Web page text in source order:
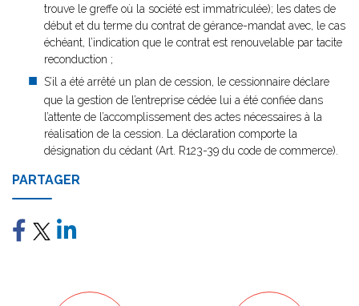
trouve le greffe où la société est immatriculée); les dates de
début et du terme du contrat de gérance-mandat avec, le cas
échéant, l’indication que le contrat est renouvelable par tacite
reconduction ;
S’il a été arrêté un plan de cession, le cessionnaire déclare
que la gestion de l’entreprise cédée lui a été confiée dans
l’attente de l’accomplissement des actes nécessaires à la
réalisation de la cession. La déclaration comporte la
désignation du cédant (Art. R123-39 du code de commerce).
PARTAGER